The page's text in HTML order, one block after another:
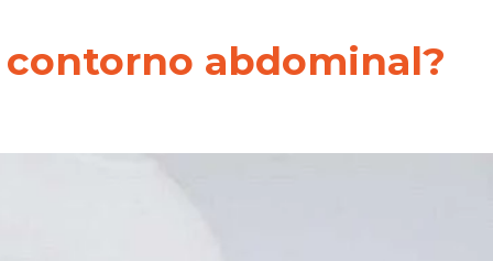
abdominal?